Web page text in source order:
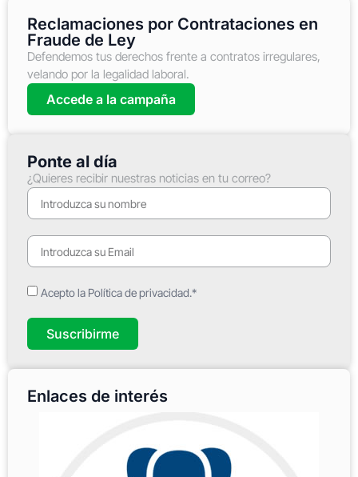
Reclamaciones por Contrataciones en
Fraude de Ley
Defendemos tus derechos frente a contratos irregulares,
velando por la legalidad laboral.
Accede a la campaña
Ponte al día
¿Quieres recibir nuestras noticias en tu correo?
Acepto la Política de privacidad.*
Suscribirme
Enlaces de interés